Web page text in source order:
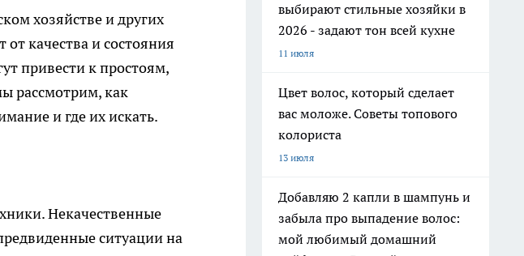
хозяйстве и других
качества и состояния
привести к простоям,
рассмотрим, как
и где их искать.
Некачественные
ситуации на
выбирают стильные хозяйки в
2026 - задают тон всей кухне
11 июля
Цвет волос, который сделает
вас моложе. Советы топового
колориста
13 июля
Добавляю 2 капли в шампунь и
забыла про выпадение волос:
мой любимый домашний